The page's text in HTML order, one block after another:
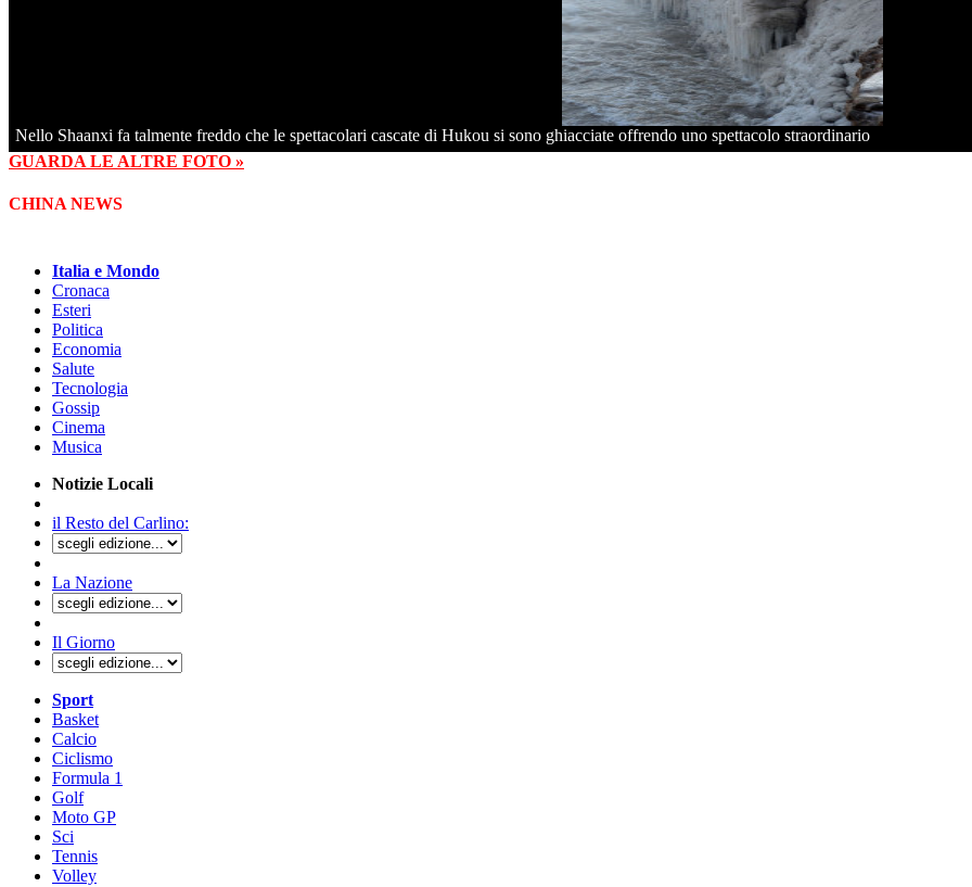
Nello Shaanxi fa talmente freddo che le spettacolari cascate di Hukou si sono ghiacciate offrendo uno spettacolo straordinario
GUARDA LE ALTRE FOTO »
CHINA NEWS
Italia e Mondo
Cronaca
Esteri
Politica
Economia
Salute
Tecnologia
Gossip
Cinema
Musica
Notizie Locali
il Resto del Carlino:
La Nazione
Il Giorno
Sport
Basket
Calcio
Ciclismo
Formula 1
Golf
Moto GP
Sci
Tennis
Volley